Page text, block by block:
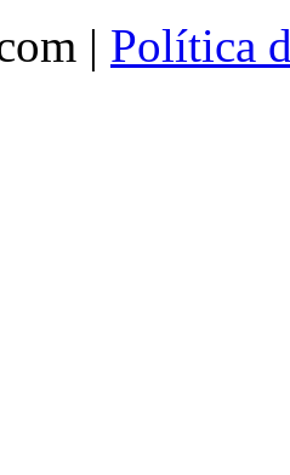
| Política